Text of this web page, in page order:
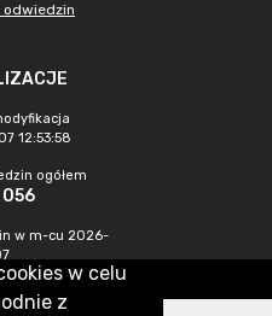
12:53:58
ogółem
056
w m-cu 2026-
w celu
z